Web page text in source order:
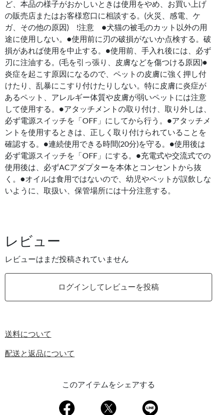
ど、本品の様子がおかしいときは使用をやめ、お買い上げ
の販売店またはお客様窓口に相談する。(火災、感電、ケ
ガ、その他の原因) !注意 ●犬猫の被毛のカット以外の用
途に使用しない。●使用前に刃の破損がないか点検する。破
損があれば使用を中止する。●使用前、手入れ後には、必ず
刃に注油する。(毛を引っ張り、皮膚などを傷つける原因)●
炎症を起こす原因になるので、ペットの皮膚に強く押し付
けたり、乱暴にこすり付けたりしない。特に皮膚に炎症が
あるペット、アレルギー体質や皮膚が弱いペットには注意
して使用する。●アタッチメントの取り付け、取り外しは、
必ず電源スイッチを「OFF」にしてから行う。●アタッチメ
ントを使用するときは、正しく取り付けられていることを
確認する。●連続使用できる時間(20分)を守る。●使用後は
必ず電源スイッチを「OFF」にする。●充電式や交流式での
使用後は、必ずACアダプターを本体とコンセントから抜
く。●オイルは食用ではないので、幼児やペットが誤飲しな
いように、取扱い、保管場所には十分注意する。
レビュー
レビューはまだ投稿されていません
ログインしてレビューを投稿
送料について
配送と返品について
このアイテムをシェアする